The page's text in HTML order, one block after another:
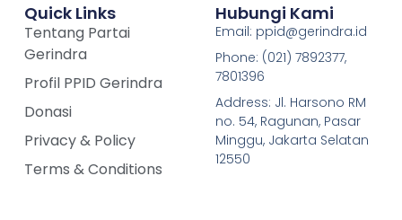
Quick Links
Tentang Partai
Gerindra
Profil PPID Gerindra
Donasi
Privacy & Policy
Terms & Conditions
Hubungi Kami
Email: ppid@gerindra.id
Phone: (021) 7892377,
7801396
Address: Jl. Harsono RM
no. 54, Ragunan, Pasar
Minggu, Jakarta Selatan
12550